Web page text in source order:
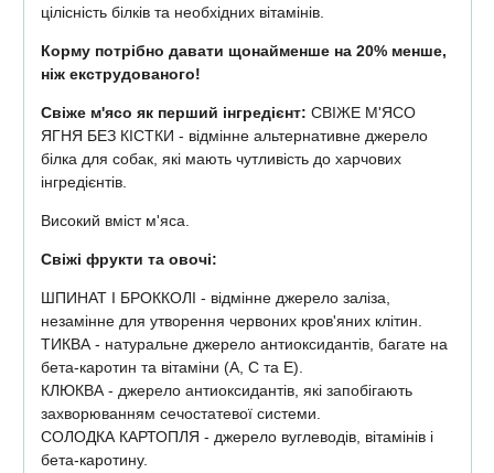
цілісність білків та необхідних вітамінів.
Корму потрібно давати щонайменше на 20% менше,
ніж екструдованого!
Свіже м'ясо як перший інгредієнт: СВІЖЕ М'ЯСО
ЯГНЯ БЕЗ КІСТКИ - відмінне альтернативне джерело
білка для собак, які мають чутливість до харчових
інгредієнтів.
Високий вміст м'яса.
Свіжі фрукти та овочі:
ШПИНАТ І БРОККОЛІ - відмінне джерело заліза,
незамінне для утворення червоних кров'яних клітин.
ТИКВА - натуральне джерело антиоксидантів, багате на
бета-каротин та вітаміни (A, C та E).
КЛЮКВА - джерело антиоксидантів, які запобігають
захворюванням сечостатевої системи.
СОЛОДКА КАРТОПЛЯ - джерело вуглеводів, вітамінів і
бета-каротину.